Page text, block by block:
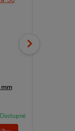
Dostupné